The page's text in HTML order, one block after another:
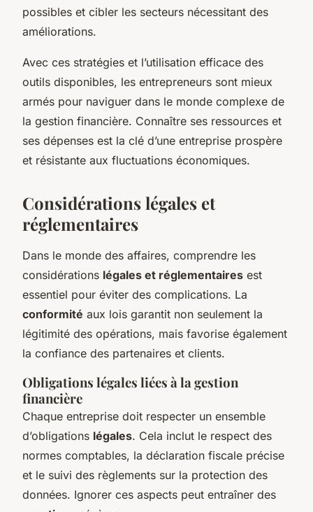
possibles et cibler les secteurs nécessitant des
améliorations.
Avec ces stratégies et l’utilisation efficace des
outils disponibles, les entrepreneurs sont mieux
armés pour naviguer dans le monde complexe de
la gestion financière. Connaître ses ressources et
ses dépenses est la clé d’une entreprise prospère
et résistante aux fluctuations économiques.
Considérations légales et
réglementaires
Dans le monde des affaires, comprendre les
considérations légales et réglementaires est
essentiel pour éviter des complications. La
conformité aux lois garantit non seulement la
légitimité des opérations, mais favorise également
la confiance des partenaires et clients.
Obligations légales liées à la gestion
financière
Chaque entreprise doit respecter un ensemble
d’obligations légales. Cela inclut le respect des
normes comptables, la déclaration fiscale précise
et le suivi des règlements sur la protection des
données. Ignorer ces aspects peut entraîner des